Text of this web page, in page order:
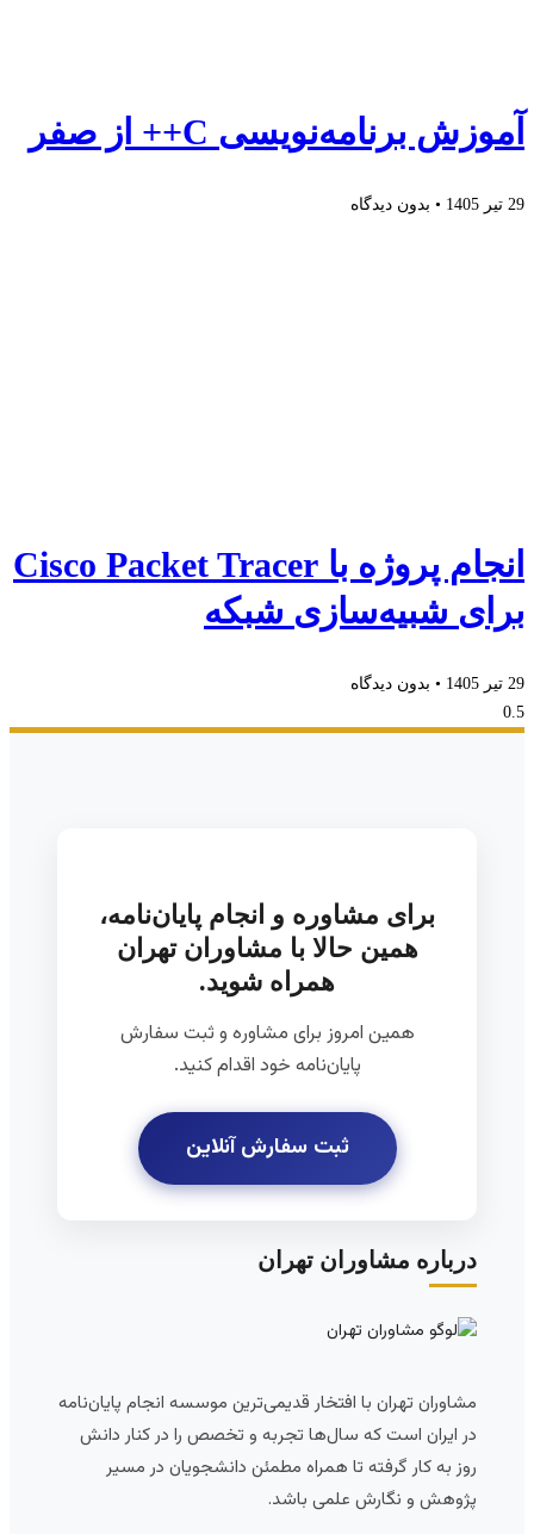
آموزش برنامه‌نویسی C++ از صفر
29 تیر 1405 بدون دیدگاه
انجام پروژه با Cisco Packet Tracer
برای شبیه‌سازی شبکه
29 تیر 1405 بدون دیدگاه
برای مشاوره و انجام پایان‌نامه،
همین حالا با مشاوران تهران
همراه شوید.
همین امروز برای مشاوره و ثبت سفارش
پایان‌نامه خود اقدام کنید.
ثبت سفارش آنلاین
درباره مشاوران تهران
مشاوران تهران با افتخار قدیمی‌ترین موسسه انجام پایان‌نامه
در ایران است که سال‌ها تجربه و تخصص را در کنار دانش
روز به کار گرفته تا همراه مطمئن دانشجویان در مسیر
پژوهش و نگارش علمی باشد.